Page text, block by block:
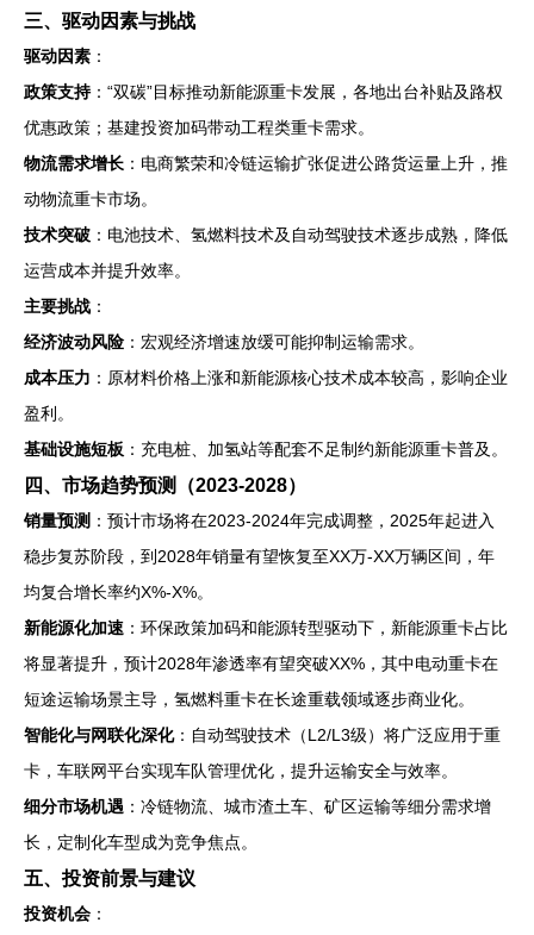
三、驱动因素与挑战
驱动因素 ：
政策支持：“双碳”目标推动新能源重卡发展，各地出台补贴及路权
优惠政策；基建投资加码带动工程类重卡需求。
物流需求增长 ：电商繁荣和冷链运输扩张促进公路货运量上升，推
动物流重卡市场。
技术突破 ：电池技术、氢燃料技术及自动驾驶技术逐步成熟，降低
运营成本并提升效率。
主要挑战 ：
经济波动风险 ：宏观经济增速放缓可能抑制运输需求。
成本压力 ：原材料价格上涨和新能源核心技术成本较高，影响企业
盈利。
基础设施短板 ：充电桩、加氢站等配套不足制约新能源重卡普及。
四、市场趋势预测（2023-2028）
销量预测 ：预计市场将在2023-2024年完成调整，2025年起进入
稳步复苏阶段，到2028年销量有望恢复至XX万-XX万辆区间，年
均复合增长率约X%-X%。
新能源化加速 ：环保政策加码和能源转型驱动下，新能源重卡占比
将显著提升，预计2028年渗透率有望突破XX%，其中电动重卡在
短途运输场景主导，氢燃料重卡在长途重载领域逐步商业化。
智能化与网联化深化：自动驾驶技术（L2/L3级）将广泛应用于重
卡，车联网平台实现车队管理优化，提升运输安全与效率。
细分市场机遇 ：冷链物流、城市渣土车、矿区运输等细分需求增
长，定制化车型成为竞争焦点。
五、投资前景与建议
投资机会 ：